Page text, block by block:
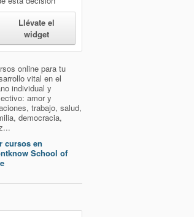
Llévate el
widget
online para tu
vital en el
individual y
amor y
trabajo, salud,
democracia,
cursos en
School of